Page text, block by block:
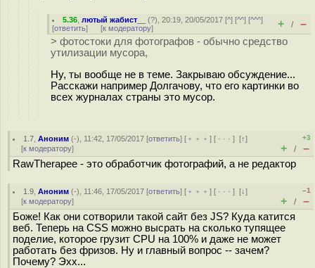
5.36 ,лютый жабист__ (?), 20:19, 20/05/2017 [^] [^^] [^^^]
[ответить] [к модератору] + / –
> фотостоки для фотографов - обычно средство
утилизации мусора,
Ну, ты вообще не в теме. Закрываю обсуждение...
Расскажи например Долгачову, что его картинки во
всех журналах страны это мусор.
1.7 ,Аноним (-), 11:42, 17/05/2017 [ответить] [ ﹢﹢﹢] [ · · ·][↑]
[к модератору]
+3
+ / –
RawTherapee - это обработчик фотографий, а не редактор
1.9 ,Аноним (-), 11:46, 17/05/2017 [ответить] [ ﹢﹢﹢] [ · · ·][↓]
[к модератору]
–1
+ / –
Боже! Как они сотворили такой сайт без JS? Куда катится
веб. Теперь на CSS можно высрать на сколько тупящее
пoделие, которое грузит CPU на 100% и даже не может
работать без фризов. Ну и главный вопрос -- зачем?
Почему? Эхх...